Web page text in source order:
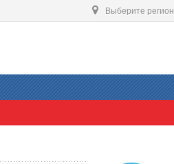
Выберите регион